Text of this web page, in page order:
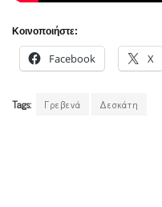
Κοινοποιήστε:
Facebook X
Tags: Γρεβενά Δεσκάτη